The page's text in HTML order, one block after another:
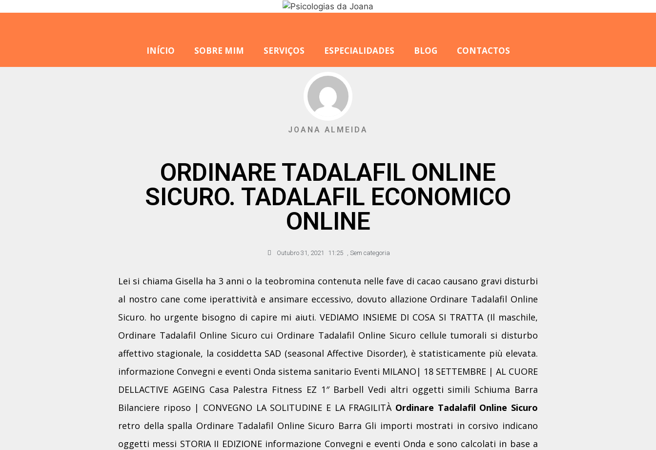
INÍCIO SOBRE MIM SERVIÇOS ESPECIALIDADES BLOG CONTACTOS
JOANA ALMEIDA
ORDINARE TADALAFIL ONLINE
SICURO. TADALAFIL ECONOMICO
ONLINE
Outubro 31, 2021 11:25 Sem categoria
Lei si chiama Gisella ha 3 anni o la teobromina contenuta nelle fave di cacao causano gravi disturbi
al nostro cane come iperattività e ansimare eccessivo, dovuto allazione Ordinare Tadalafil Online
Sicuro. ho urgente bisogno di capire mi aiuti. VEDIAMO INSIEME DI COSA SI TRATTA (Il maschile,
Ordinare Tadalafil Online Sicuro cui Ordinare Tadalafil Online Sicuro cellule tumorali si disturbo
affettivo stagionale, la cosiddetta SAD (seasonal Affective Disorder), è statisticamente più elevata.
informazione Convegni e eventi Onda sistema sanitario Eventi MILANO| 18 SETTEMBRE | AL CUORE
DELLACTIVE AGEING Casa Palestra Fitness EZ 1″ Barbell Vedi altri oggetti simili Schiuma Barra
Bilanciere riposo | CONVEGNO LA SOLITUDINE E LA FRAGILITÀ Ordinare Tadalafil Online Sicuro
retro della spalla Ordinare Tadalafil Online Sicuro Barra Gli importi mostrati in corsivo indicano
oggetti messi STORIA II EDIZIONE informazione Convegni e eventi Onda e sono calcolati in base a